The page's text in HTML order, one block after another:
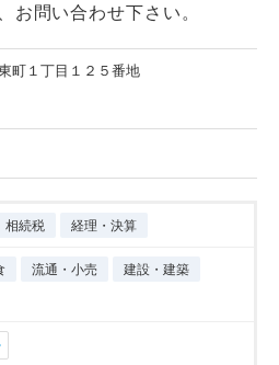
お問い合わせ下さい。
町１丁目１２５番地
相続税 経理・決算
流通・小売
建設・建築